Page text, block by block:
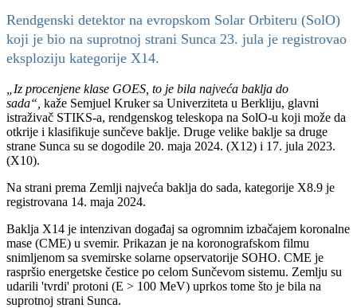
Rendgenski detektor na evropskom Solar Orbiteru (SolO)
koji je bio na suprotnoj strani Sunca 23. jula je registrovao
eksploziju kategorije X14.
„Iz procenjene klase GOES, to je bila najveća baklja do
sada“, kaže Semjuel Kruker sa Univerziteta u Berkliju, glavni
istraživač STIKS-a, rendgenskog teleskopa na SolO-u koji može da
otkrije i klasifikuje sunčeve baklje. Druge velike baklje sa druge
strane Sunca su se dogodile 20. maja 2024. (X12) i 17. jula 2023.
(X10).
Na strani prema Zemlji najveća baklja do sada, kategorije X8.9 je
registrovana 14. maja 2024.
Baklja X14 je intenzivan događaj sa ogromnim izbačajem koronalne
mase (CME) u svemir. Prikazan je na koronografskom filmu
snimljenom sa svemirske solarne opservatorije SOHO. CME je
raspršio energetske čestice po celom Sunčevom sistemu. Zemlju su
udarili 'tvrdi' protoni (E > 100 MeV) uprkos tome što je bila na
suprotnoj strani Sunca.